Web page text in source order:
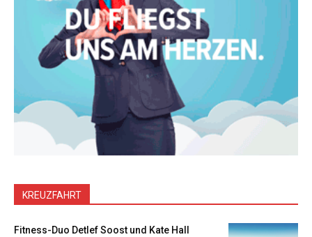
KREUZFAHRT
Fitness-Duo Detlef Soost und Kate Hall